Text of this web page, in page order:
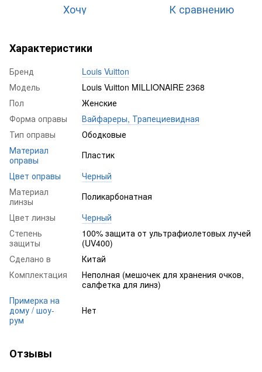
Хочу К сравнению
Характеристики
Бренд
Louis Vuitton
Модель
Louis Vuitton MILLIONAIRE 2368
Пол
Женские
Форма оправы
Вайфареры, Трапециевидная
Тип оправы
Ободковые
Материал
оправы
Пластик
Цвет оправы
Черный
Материал
линзы
Поликарбонатная
Цвет линзы
Черный
Степень
защиты
100% защита от ультрафиолетовых лучей
(UV400)
Cделано в
Китай
Комплектация
Неполная (мешочек для хранения очков,
салфетка для линз)
Примерка на
дому / шоу-
рум
Нет
Отзывы